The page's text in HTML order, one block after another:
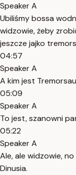
Speaker A
Ubiliśmy bossa
widzowie, żeby
jeszcze jajko
04:57
Speaker A
A kim jest
05:09
Speaker A
To jest, szanowni
05:22
Speaker A
Ale, ale widzowie,
Dinusia.